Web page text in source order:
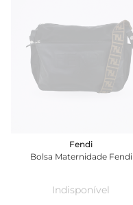
Fendi
Bolsa Maternidade Fendi
Indisponível